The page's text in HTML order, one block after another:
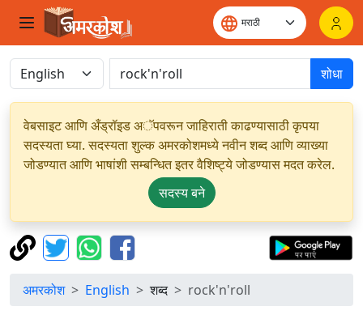
शोधा
वेबसाइट आणि अँड्रॉइड अॅपवरून जाहिराती काढण्यासाठी कृपया
सदस्यता घ्या. सदस्यता शुल्क अमरकोशमध्ये नवीन शब्द आणि व्याख्या
जोडण्यात आणि भाषांशी सम्बन्धित इतर वैशिष्ट्ये जोडण्यास मदत करेल.
सदस्य बने
अमरकोश English शब्द rock'n'roll